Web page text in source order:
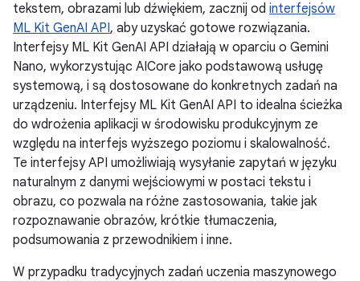
tekstem, obrazami lub dźwiękiem, zacznij od interfejsów
ML Kit GenAI API, aby uzyskać gotowe rozwiązania.
Interfejsy ML Kit GenAI API działają w oparciu o Gemini
Nano, wykorzystując AICore jako podstawową usługę
systemową, i są dostosowane do konkretnych zadań na
urządzeniu. Interfejsy ML Kit GenAI API to idealna ścieżka
do wdrożenia aplikacji w środowisku produkcyjnym ze
względu na interfejs wyższego poziomu i skalowalność.
Te interfejsy API umożliwiają wysyłanie zapytań w języku
naturalnym z danymi wejściowymi w postaci tekstu i
obrazu, co pozwala na różne zastosowania, takie jak
rozpoznawanie obrazów, krótkie tłumaczenia,
podsumowania z przewodnikiem i inne.
W przypadku tradycyjnych zadań uczenia maszynowego